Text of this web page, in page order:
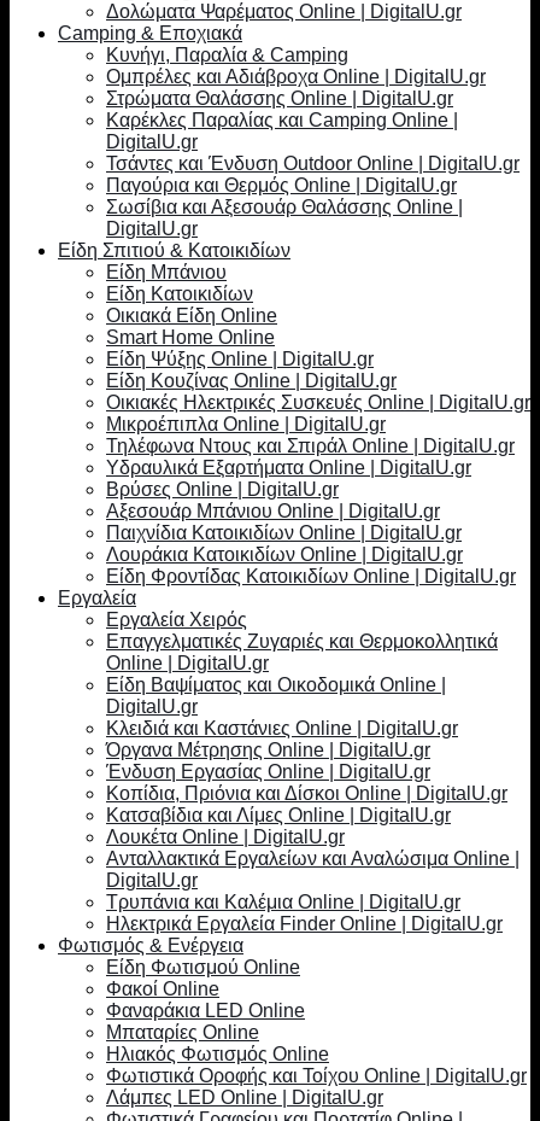
Δολώματα Ψαρέματος Online | DigitalU.gr
Camping & Εποχιακά
Κυνήγι, Παραλία & Camping
Ομπρέλες και Αδιάβροχα Online | DigitalU.gr
Στρώματα Θαλάσσης Online | DigitalU.gr
Καρέκλες Παραλίας και Camping Online |
DigitalU.gr
Τσάντες και Ένδυση Outdoor Online | DigitalU.gr
Παγούρια και Θερμός Online | DigitalU.gr
Σωσίβια και Αξεσουάρ Θαλάσσης Online |
DigitalU.gr
Είδη Σπιτιού & Κατοικιδίων
Είδη Μπάνιου
Είδη Κατοικιδίων
Οικιακά Είδη Online
Smart Home Online
Είδη Ψύξης Online | DigitalU.gr
Είδη Κουζίνας Online | DigitalU.gr
Οικιακές Ηλεκτρικές Συσκευές Online | DigitalU.gr
Μικροέπιπλα Online | DigitalU.gr
Τηλέφωνα Ντους και Σπιράλ Online | DigitalU.gr
Υδραυλικά Εξαρτήματα Online | DigitalU.gr
Βρύσες Online | DigitalU.gr
Αξεσουάρ Μπάνιου Online | DigitalU.gr
Παιχνίδια Κατοικιδίων Online | DigitalU.gr
Λουράκια Κατοικιδίων Online | DigitalU.gr
Είδη Φροντίδας Κατοικιδίων Online | DigitalU.gr
Εργαλεία
Εργαλεία Χειρός
Επαγγελματικές Ζυγαριές και Θερμοκολλητικά
Online | DigitalU.gr
Είδη Βαψίματος και Οικοδομικά Online |
DigitalU.gr
Κλειδιά και Καστάνιες Online | DigitalU.gr
Όργανα Μέτρησης Online | DigitalU.gr
Ένδυση Εργασίας Online | DigitalU.gr
Κοπίδια, Πριόνια και Δίσκοι Online | DigitalU.gr
Κατσαβίδια και Λίμες Online | DigitalU.gr
Λουκέτα Online | DigitalU.gr
Ανταλλακτικά Εργαλείων και Αναλώσιμα Online |
DigitalU.gr
Τρυπάνια και Καλέμια Online | DigitalU.gr
Ηλεκτρικά Εργαλεία Finder Online | DigitalU.gr
Φωτισμός & Ενέργεια
Είδη Φωτισμού Online
Φακοί Online
Φαναράκια LED Online
Μπαταρίες Online
Ηλιακός Φωτισμός Online
Φωτιστικά Οροφής και Τοίχου Online | DigitalU.gr
Λάμπες LED Online | DigitalU.gr